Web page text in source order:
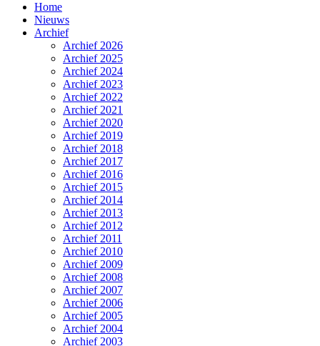
Home
Nieuws
Archief
Archief 2026
Archief 2025
Archief 2024
Archief 2023
Archief 2022
Archief 2021
Archief 2020
Archief 2019
Archief 2018
Archief 2017
Archief 2016
Archief 2015
Archief 2014
Archief 2013
Archief 2012
Archief 2011
Archief 2010
Archief 2009
Archief 2008
Archief 2007
Archief 2006
Archief 2005
Archief 2004
Archief 2003